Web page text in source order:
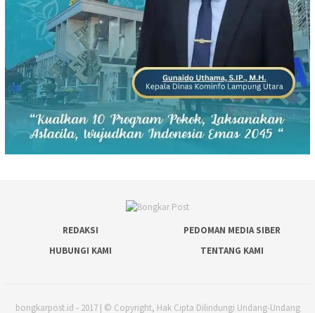
REDAKSI
PEDOMAN MEDIA SIBER
HUBUNGI KAMI
TENTANG KAMI
bongkarpost.id - 2017 | © Copyright, Hak Cipta Dilindungi Undang-Undang